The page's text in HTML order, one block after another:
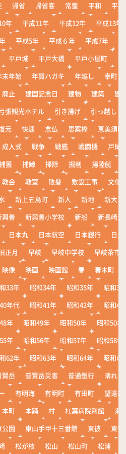
帰省 帰省客 常盤 平和
平
年 平成11年 平成12年
平成13年
平成5年 平成６年 平成7年
平戸城 平戸大橋 平戸小屋町
平
末年始 年賀ハガキ 年越し
幸町
廃止 建国記念日 建物 建築
建
張観光ホテル 引き揚げ
引っ越し
元 快速 念仏 思案橋
恵美須町
成人式 戦争 戦艦 戦闘機
戸尾
獲 捕鯨 掃除 掘削 揚陸艇
教会 教室 散髪 敷設工事
文化
新上五島町 新人 新地
新大工
興善 新興善小学校 新船
新長崎漁
日本丸 日本航空 日本銀行
日
正月 早岐 早岐中学校
早岐茶市
映像 映画 映画館 春 春木町
33年 昭和34年 昭和35年
昭和36
年代 昭和41年 昭和42年
昭和43
年 昭和49年 昭和50年
昭和50年
年 昭和56年 昭和57年
昭和58年
62年 昭和63年 昭和64年
昭和の
賢岳 普賢岳災害 普通銀行
晴れ
有明海 有明町 有田町
望遠鏡
本町 本踊 村 杠葉病院別館
来
公園 東山手甲十三番館 東彼
東彼
松が枝 松山 松山町 松浦